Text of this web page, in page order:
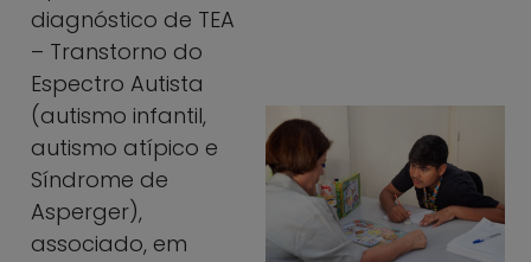
diagnóstico de TEA
– Transtorno do
Espectro Autista
(autismo infantil,
autismo atípico e
Síndrome de
Asperger),
associado, em